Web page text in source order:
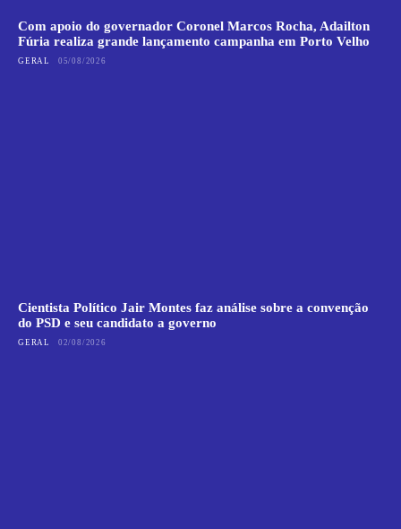
Com apoio do governador Coronel Marcos Rocha, Adailton
Fúria realiza grande lançamento campanha em Porto Velho
GERAL 05/08/2026
Cientista Político Jair Montes faz análise sobre a convenção
do PSD e seu candidato a governo
GERAL 02/08/2026